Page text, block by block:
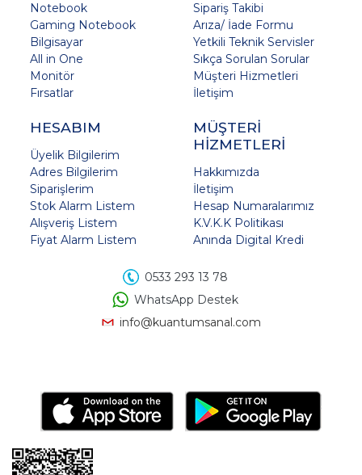
Notebook
Gaming Notebook
Bilgisayar
All in One
Monitör
Fırsatlar
Sipariş Takibi
Arıza/ İade Formu
Yetkili Teknik Servisler
Sıkça Sorulan Sorular
Müşteri Hizmetleri
İletişim
HESABIM
Üyelik Bilgilerim
Adres Bilgilerim
Siparişlerim
Stok Alarm Listem
Alışveriş Listem
Fiyat Alarm Listem
MÜŞTERİ
HİZMETLERİ
Hakkımızda
İletişim
Hesap Numaralarımız
K.V.K.K Politikası
Anında Digital Kredi
0533 293 13 78
WhatsApp Destek
info@kuantumsanal.com